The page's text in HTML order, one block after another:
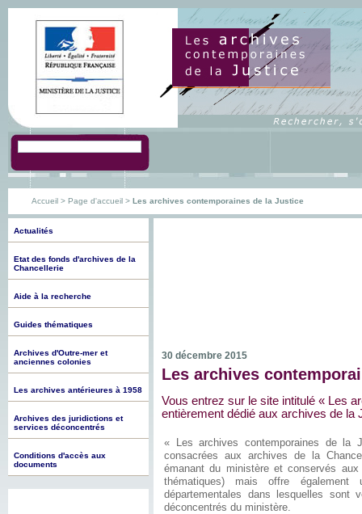
Accueil > Page d'accueil > Les archives contemporaines de la Justice
Actualités
Etat des fonds d'archives de la
Chancellerie
Aide à la recherche
Guides thématiques
Archives d'Outre-mer et
anciennes colonies
Les archives antérieures à 1958
Archives des juridictions et
services déconcentrés
Conditions d'accès aux
documents
30 décembre 2015
Les archives
Vous entrez sur le site intitulé « Les
entièrement dédié aux archives de la
« Les archives contemporaines de la
consacrées aux archives de la
émanant du ministère et conservés
thématiques) mais offre
départementales dans lesquelles
déconcentrés du ministère.